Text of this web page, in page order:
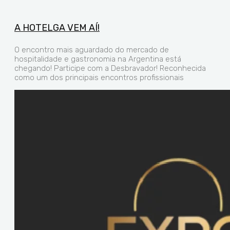
A HOTELGA VEM AÍ!
O encontro mais aguardado do mercado de
hospitalidade e gastronomia na Argentina está
chegando! Participe com a Desbravador! Reconhecida
como um dos principais encontros profissionais